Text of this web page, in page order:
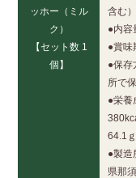
ッホー（ミル
ク）
【セット数 1
個】
含む）
●内容
●賞味
●保存
所で
●栄養
64.1
●製
県那